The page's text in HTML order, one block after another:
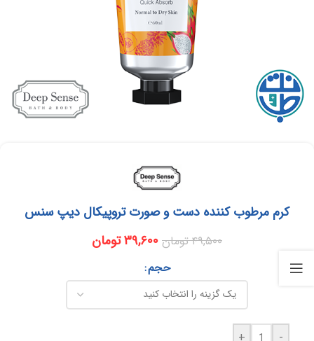
کرم مرطوب کننده دست و صورت تروپیکال دیپ سنس
۴۹,۵۰۰ تومان ۳۹,۶۰۰تومان
حجم